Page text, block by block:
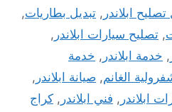
ابلاندر , تبديل بطاريات,
, تصليح سيارات ابلاندر ,
, خدمة ابلاندر , خدمة
الغانم, صيانة ابلاندر ,
ابلاندر , فني ابلاندر , كراج